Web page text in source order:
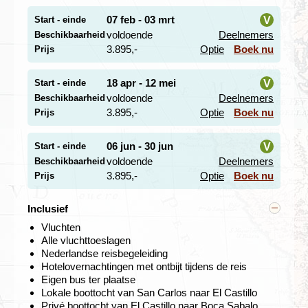
Onze volgende bestemming, La Fortuna, ligt aan de voet
van de imposante, actieve
perfecte kegelvorm en indrukwekkende rookpluimen.
Geniet van ontspanning in de natuurlijke
warmwaterbronnen, ontdek het dorpje, wandel door het
nationale park, bewonder de La Fortuna-waterval of ga
op avontuur met een canopytour, fietstocht of kanotocht.
In La Fortuna komt elke reiziger aan zijn trekken, of je nu
ontspanning zoekt of actie.
De spectaculaire natuur van Nicaragua
Dag 6. La Fortuna - grens Las Tablillas (Nicaragua) - el
Castillo
Dag 7. El Castillo, optionele excursie Indio Maíz
Start - einde 07 feb - 03 mrt V
i
Beschikbaarheid voldoende Deelnemers
Prijs 3.895,- Optie Boek nu
Start - einde 18 apr - 12 mei V
i
Beschikbaarheid voldoende Deelnemers
Prijs 3.895,- Optie Boek nu
Start - einde 06 jun - 30 jun V
i
Beschikbaarheid voldoende Deelnemers
Prijs 3.895,- Optie Boek nu
Inclusief
Vluchten
Alle vluchttoeslagen
Nederlandse reisbegeleiding
Hotelovernachtingen met ontbijt tijdens de reis
Eigen bus ter plaatse
Lokale boottocht van San Carlos naar El Castillo
Privé boottocht van El Castillo naar Boca Sabalo